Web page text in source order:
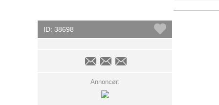
ID: 38698
Annoncør: